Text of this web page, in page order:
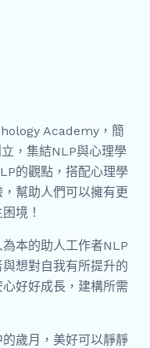
Academy，簡
，集結NLP與心理學
的觀點，搭配心理學
幫助人們可以擁有更
境！
本的助人工作者NLP
想對自我有所提升的
好好成長，建構所需
的歲月，美好可以靜靜